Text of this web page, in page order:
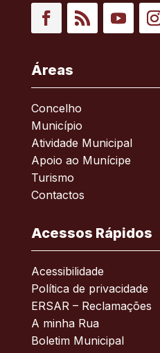
Áreas
Concelho
Município
Atividade Municipal
Apoio ao Munícipe
Turismo
Contactos
Acessos Rápidos
Acessibilidade
Política de privacidade
ERSAR – Reclamações
A minha Rua
Boletim Municipal